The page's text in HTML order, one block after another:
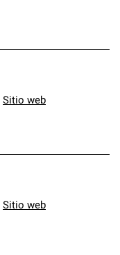
Sitio web
Sitio web